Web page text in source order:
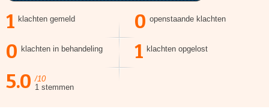
1 klachten gemeld 0 openstaande klachten
0 klachten in behandeling 1 klachten opgelost
5.0 /10
1 stemmen